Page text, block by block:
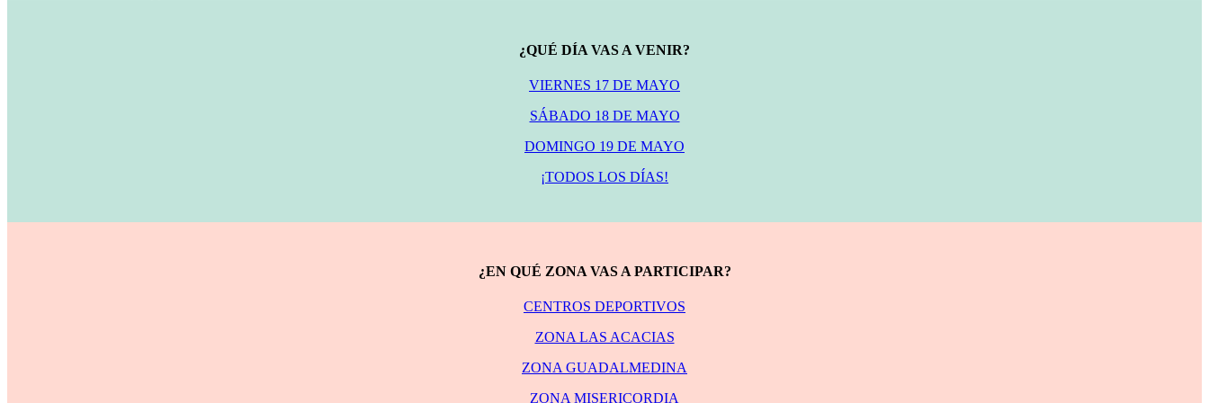
¿QUÉ DÍA VAS A VENIR?
VIERNES 17 DE MAYO
SÁBADO 18 DE MAYO
DOMINGO 19 DE MAYO
¡TODOS LOS DÍAS!
¿EN QUÉ ZONA VAS A PARTICIPAR?
CENTROS DEPORTIVOS
ZONA LAS ACACIAS
ZONA GUADALMEDINA
ZONA MISERICORDIA